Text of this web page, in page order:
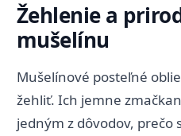
Žehlenie a
mušelínu
Mušelínové posteľné
žehliť. Ich jemne
jedným z dôvodov, prečo